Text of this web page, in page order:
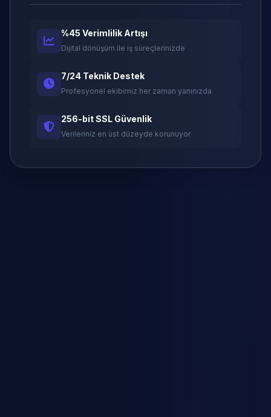
%45 Verimlilik Artışı
Dijital dönüşüm ile iş süreçlerinizde
7/24 Teknik Destek
Profesyonel ekibimiz her zaman yanınızda
256-bit SSL Güvenlik
Verileriniz en üst düzeyde korunuyor